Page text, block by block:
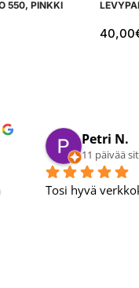
550, PINKKI
40,00
Juho V.
14 päivää
Nopea toimitus